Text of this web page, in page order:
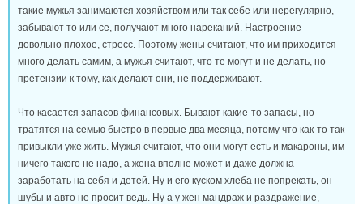
такие мужья занимаются хозяйством или так себе или нерегулярно,
забывают то или се, получают много нареканий. Настроение
довольно плохое, стресс. Поэтому жены считают, что им приходится
много делать самим, а мужья считают, что те могут и не делать, но
претензии к тому, как делают они, не поддерживают.
Что касается запасов финансовых. Бывают какие-то запасы, но
тратятся на семью быстро в первые два месяца, потому что как-то так
привыкли уже жить. Мужья считают, что они могут есть и макароны, им
ничего такого не надо, а жена вполне может и даже должна
заработать на себя и детей. Ну и его куском хлеба не попрекать, он
шубы и авто не просит ведь. Ну а у жен мандраж и раздражение,